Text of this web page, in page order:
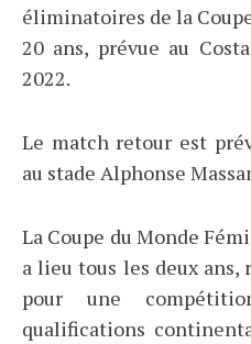
éliminatoires de la
20 ans, prévue au
2022.
Le match retour est
au stade Alphonse
La Coupe du Monde
a lieu tous les deux
pour une
qualifications